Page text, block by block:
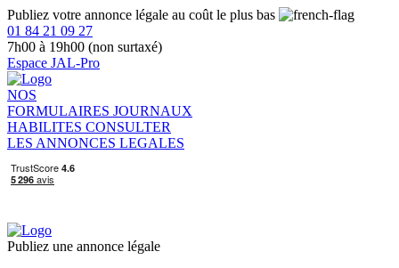
Publiez votre annonce légale au coût le plus bas
01 84 21 09 27
7h00 à 19h00 (non surtaxé)
Espace JAL-Pro
NOS
FORMULAIRES JOURNAUX
HABILITES CONSULTER
LES ANNONCES LEGALES
Publiez une annonce légale